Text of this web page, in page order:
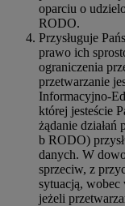
oparciu o
RODO.
Przysługuje
prawo ich
ograniczenia
przetwarzanie
Informacyjno-
której jesteście
żądanie
b RODO)
danych. W
sprzeciw, z
sytuacją, wobec
jeżeli